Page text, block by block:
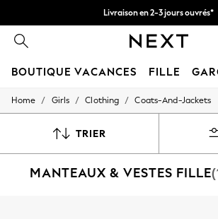
Livraison en 2-3 jours ouvrés*
Retours faciles*
BOUTIQUE VACANCES FILLE
HOLIDAY SHOP
All Swimwear
Beach Dresses & Kaftans
Home / Girls / Clothing / Coats-And-Jackets
TRIER
MANTEAUX & VESTES FILLE